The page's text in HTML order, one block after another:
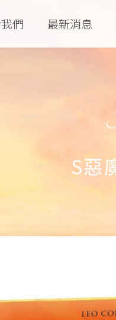
們 最新消息
S惡